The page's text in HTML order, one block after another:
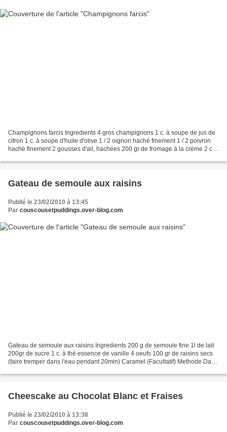
Champignons farcis Ingredients 4 gros champignons 1 c. à soupe de jus de
citron 1 c. à soupe d'huile d'olive 1 / 2 oignon haché finement 1 / 2 poivron
haché finement 2 gousses d'ail, hachées 200 gr de fromage à la crème 2 c. à
Gateau de semoule aux raisins
Publié le 23/02/2010 à 13:45
Par couscousetpuddings.over-blog.com
Gateau de semoule aux raisins Ingredients 200 g de semoule fine 1l de lait
200gr de sucre 1 c. à thé essence de vanille 4 oeufs 100 gr de raisins secs
(faire tremper dans l'eau pendant 20min) Caramel (Facultatif) Methode Dans
Cheescake au Chocolat Blanc et Fraises
Publié le 23/02/2010 à 13:38
Par couscousetpuddings.over-blog.com